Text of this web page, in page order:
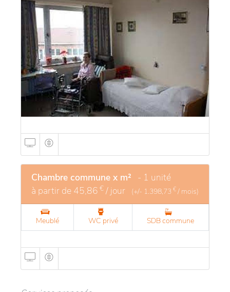
Chambre commune x m² - 1 unité
à partir de 45,86 € / jour (+/- 1.398,73 € / mois)
Meublé WC privé SDB commune